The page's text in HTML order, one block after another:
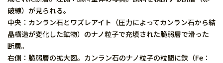
破線）が見られる。
中央：カンラン石とワズレアイト（圧力によってカンラン石から結
晶構造が変化した鉱物）のナノ粒子で充填された脆弱層で滑った
断層。
右側：脆弱層の拡大図。カンラン石のナノ粒子の粒間に鉄（Fe：